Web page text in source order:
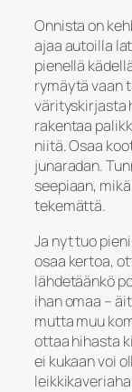
Onnista on
ajaa autoilla
pienellä
rymäytä vaan
värityskirjasta
rakentaa
niitä. Osaa
junaradan.
seepiaan,
tekemättä.
Ja nyt tuo
osaa kertoa,
lähdetäänkö
ihan omaa –
mutta muu
ottaa hihasta
ei kukaan voi